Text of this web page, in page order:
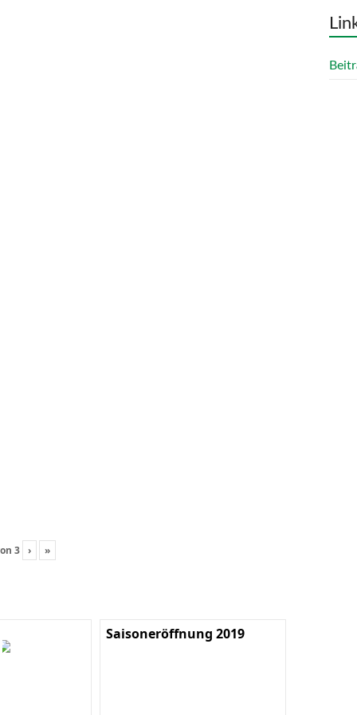
3 › »
Saisoneröffnung 2019